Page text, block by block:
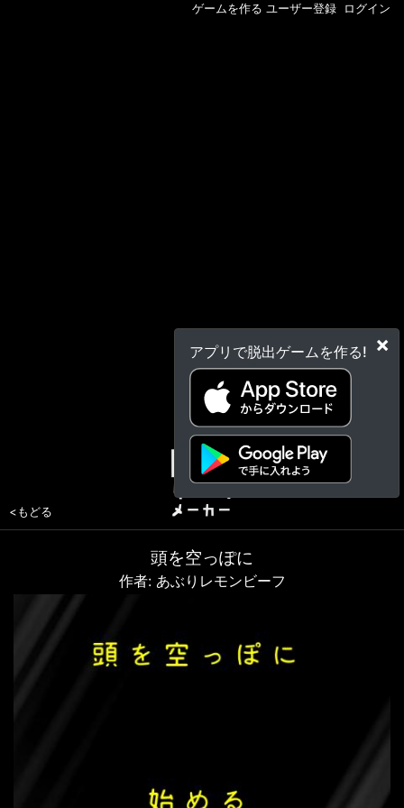
×
アプリで脱出ゲームを作る!
ゲームを作る ユーザー登録 ログイン
<もどる
頭を空っぽに
作者: あぶりレモンビーフ